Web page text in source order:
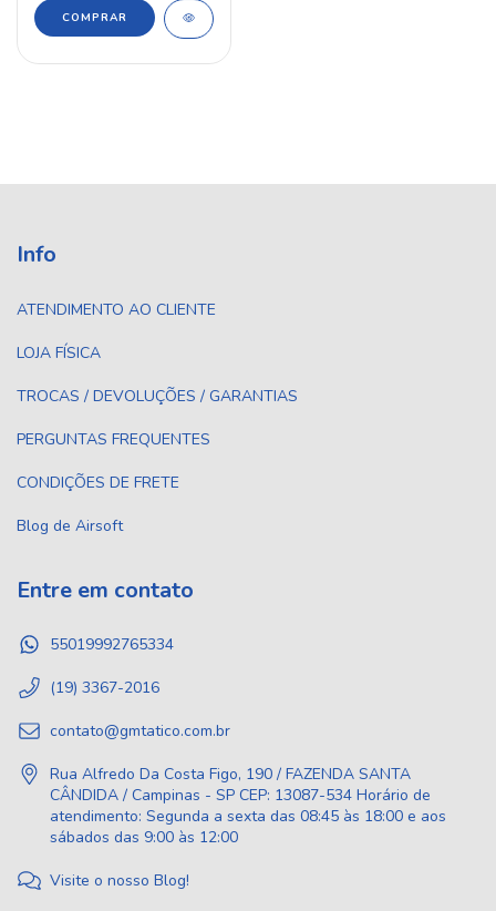
COMPRAR
Info
ATENDIMENTO AO CLIENTE
LOJA FÍSICA
TROCAS / DEVOLUÇÕES / GARANTIAS
PERGUNTAS FREQUENTES
CONDIÇÕES DE FRETE
Blog de Airsoft
Entre em contato
55019992765334
(19) 3367-2016
contato@gmtatico.com.br
Rua Alfredo Da Costa Figo, 190 / FAZENDA SANTA
CÂNDIDA / Campinas - SP CEP: 13087-534 Horário de
atendimento: Segunda a sexta das 08:45 às 18:00 e aos
sábados das 9:00 às 12:00
Visite o nosso Blog!